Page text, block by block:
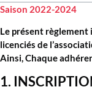
Saison 2022-2024
Le présent règlement
licenciés de
Ainsi, Chaque
1.